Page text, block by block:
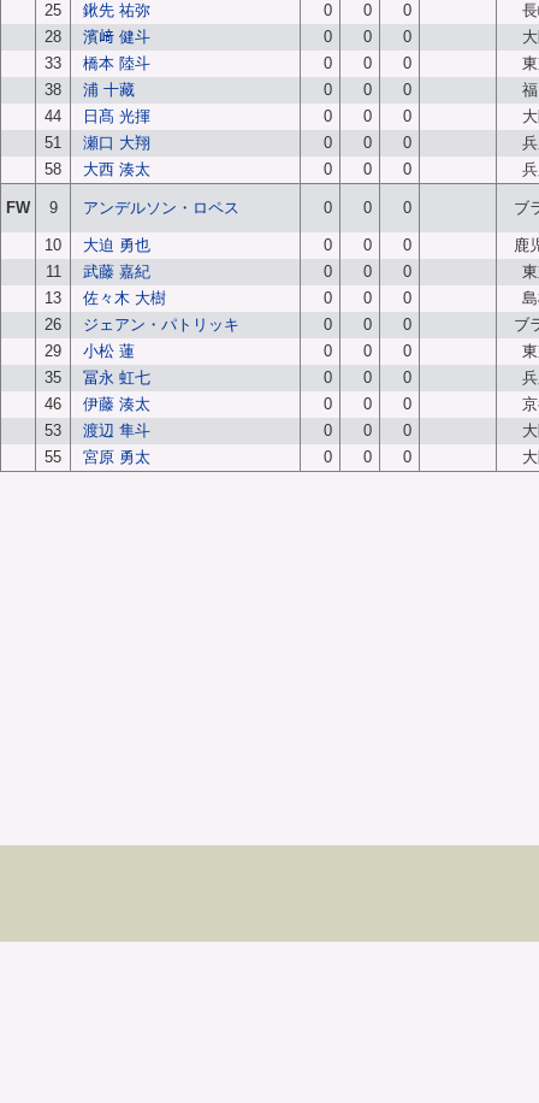
25
鍬先 祐弥 0 0 0
28
濱﨑 健斗 0 0 0
33
橋本 陸斗 0 0 0
38
浦 十藏 0 0 0
44
日髙 光揮 0 0 0
51
瀬口 大翔 0 0 0
58
大西 湊太 0 0 0
FW 9 アンデルソン・ロペス 0 0 0 ブ
10 大迫 勇也 0 0 0
鹿
11
武藤 嘉紀 0 0 0
13
佐々木 大樹 0 0 0
26
ジェアン・パトリッキ 0 0 0
ブ
29
小松 蓮 0 0 0
35
冨永 虹七 0 0 0
46
伊藤 湊太 0 0 0
53
渡辺 隼斗 0 0 0
55
宮原 勇太 0 0 0